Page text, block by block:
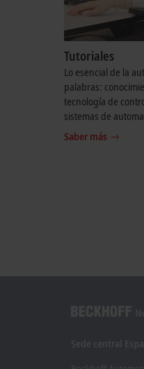
Tutoriales
Lo esencial de la
palabras:
tecnología de
sistemas de
tutoriales Beckhoff.
Saber más